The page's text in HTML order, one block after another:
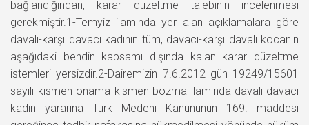
bağlandığından, karar düzeltme talebinin incelenmesi
gerekmiştir.1-Temyiz ilamında yer alan açıklamalara göre
davalı-karşı davacı kadının tüm, davacı-karşı davalı kocanın
aşağıdaki bendin kapsamı dışında kalan karar düzeltme
istemleri yersizdir.2-Dairemizin 7.6.2012 gün 19249/15601
sayılı kısmen onama kısmen bozma ilamında davalı-davacı
kadın yararına Türk Medeni Kanununun 169. maddesi